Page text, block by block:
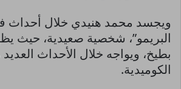
ويجسد محمد هنيدي خلال أحداث
البريمو”، شخصية صعيدية، حيث
بطيخ، ويواجه خلال الأحداث
الكوميدية.